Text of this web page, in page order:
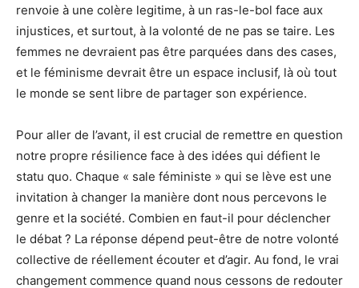
renvoie à une colère legitime, à un ras-le-bol face aux
injustices, et surtout, à la volonté de ne pas se taire. Les
femmes ne devraient pas être parquées dans des cases,
et le féminisme devrait être un espace inclusif, là où tout
le monde se sent libre de partager son expérience.
Pour aller de l’avant, il est crucial de remettre en question
notre propre résilience face à des idées qui défient le
statu quo. Chaque « sale féministe » qui se lève est une
invitation à changer la manière dont nous percevons le
genre et la société. Combien en faut-il pour déclencher
le débat ? La réponse dépend peut-être de notre volonté
collective de réellement écouter et d’agir. Au fond, le vrai
changement commence quand nous cessons de redouter